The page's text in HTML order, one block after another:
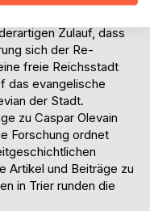
Zulauf, dass
sich der Re-
freie Reichsstadt
das evangelische
der Stadt.
zu Caspar Olevain
Forschung ordnet
Artikel und Beiträge zu
in Trier runden die